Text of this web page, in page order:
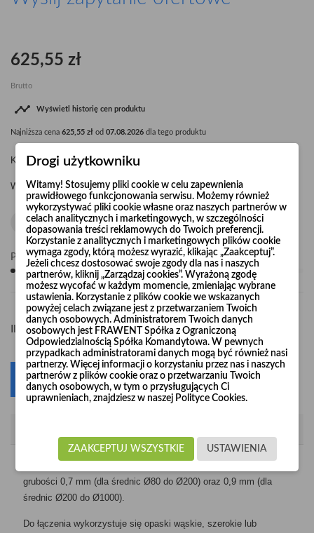
625,55 zł
Brutto
 Wyświetl historię cen produktu
Najniższa cena 625,55 zł od 07.08.2026 dla tego produktu
Kolano segmentowe Ø450 45° R=1,5 x d
Waga kolana: 6,0 kg.
Pośpiesz się! Tylko 20sztuk w magazynie
Ilość - +
Dodaj do koszyka 0
grubości 0,7 mm (dla średnic Ø80 do Ø200) oraz 0,9 mm (dla
średnic Ø200 do Ø1000).
Do łączenia wykorzystuje się opaski wąskie, szerokie lub
Drogi użytkowniku
Witamy! Stosujemy pliki cookie w celu zapewnienia
prawidłowego funkcjonowania serwisu. Możemy również
wykorzystywać pliki cookie własne oraz naszych partnerów w
celach analitycznych i marketingowych, w szczególności
dopasowania treści reklamowych do Twoich preferencji.
Korzystanie z analitycznych i marketingowych plików cookie
wymaga zgody, którą możesz wyrazić, klikając „Zaakceptuj”.
Jeżeli chcesz dostosować swoje zgody dla nas i naszych
partnerów, kliknij „Zarządzaj cookies”. Wyrażoną zgodę
możesz wycofać w każdym momencie, zmieniając wybrane
ustawienia. Korzystanie z plików cookie we wskazanych
powyżej celach związane jest z przetwarzaniem Twoich
danych osobowych. Administratorem Twoich danych
osobowych jest FRAWENT Spółka z Ograniczoną
Odpowiedzialnością Spółka Komandytowa. W pewnych
przypadkach administratorami danych mogą być również nasi
partnerzy. Więcej informacji o korzystaniu przez nas i naszych
partnerów z plików cookie oraz o przetwarzaniu Twoich
danych osobowych, w tym o przysługujących Ci
uprawnieniach, znajdziesz w naszej Polityce Cookies.
USTAWIENIA
ZAAKCEPTUJ WSZYSTKIE